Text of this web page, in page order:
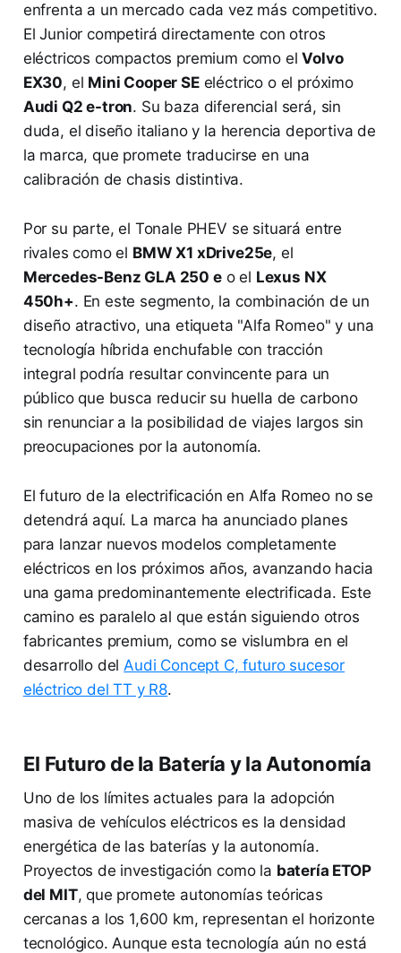
enfrenta a un mercado cada vez más competitivo.
El Junior competirá directamente con otros
eléctricos compactos premium como elVolvo
EX30, el Mini Cooper SEeléctrico o el próximo
Audi Q2 e-tron. Su baza diferencial será, sin
duda, el diseño italiano y la herencia deportiva de
la marca, que promete traducirse en una
calibración de chasis distintiva.
Por su parte, el Tonale PHEV se situará entre
rivales como el BMW X1 xDrive25e, el
Mercedes-Benz GLA 250 eo el Lexus NX
450h+. En este segmento, la combinación de un
diseño atractivo, una etiqueta "Alfa Romeo" y una
tecnología híbrida enchufable con tracción
integral podría resultar convincente para un
público que busca reducir su huella de carbono
sin renunciar a la posibilidad de viajes largos sin
preocupaciones por la autonomía.
El futuro de la electrificación en Alfa Romeo no se
detendrá aquí. La marca ha anunciado planes
para lanzar nuevos modelos completamente
eléctricos en los próximos años, avanzando hacia
una gama predominantemente electrificada. Este
camino es paralelo al que están siguiendo otros
fabricantes premium, como se vislumbra en el
desarrollo del Audi Concept C, futuro sucesor
eléctrico del TT y R8.
El Futuro de la Batería y la Autonomía
Uno de los límites actuales para la adopción
masiva de vehículos eléctricos es la densidad
energética de las baterías y la autonomía.
Proyectos de investigación como la batería ETOP
del MIT, que promete autonomías teóricas
cercanas a los 1,600 km, representan el horizonte
tecnológico. Aunque esta tecnología aún no está